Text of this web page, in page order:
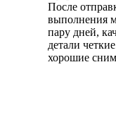
После
выполнения
пару дней,
детали
хорошие